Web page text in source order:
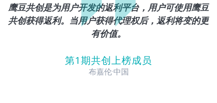
鹰豆共创是为用户开发的返利平台，用户可使用鹰豆
共创获得返利。当用户获得代理权后，返利将变的更
有价值。
第1期共创上榜成员
布嘉伦·中国